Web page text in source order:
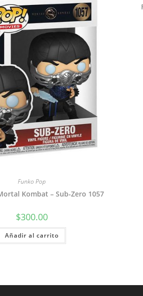
Funko Pop
Kombat – Sub-Zero 1057
$300.00
Añadir al carrito